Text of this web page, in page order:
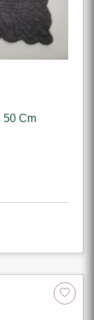
50 Cm